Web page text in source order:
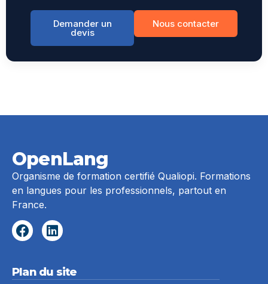
Demander un
devis
Nous contacter
OpenLang
Organisme de formation certifié Qualiopi. Formations
en langues pour les professionnels, partout en
France.
Plan du site